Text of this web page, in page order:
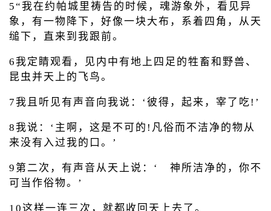
5“我在约帕城里祷告的时候，魂游象外，看见异
象，有一物降下，好像一块大布，系着四角，从天
缒下，直来到我跟前。
6我定睛观看，见内中有地上四足的牲畜和野兽、
昆虫并天上的飞鸟。
7我且听见有声音向我说：‘彼得，起来，宰了吃!’
8我说：‘主啊，这是不可的!凡俗而不洁净的物从
来没有入过我的口。’
9第二次，有声音从天上说：‘ 神所洁净的，你不
可当作俗物。’
10这样一连三次，就都收回天上去了。